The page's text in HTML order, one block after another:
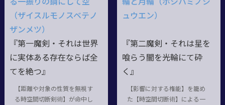
（ザイスルモノスベテノ
ザンメツ）
『第一魔剣・それは世界
に実体ある存在ならば全
てを絶つ』
【距離や対象の性質を無視す
る時空間切断剣術】が命中し
ュウエン）
『第二魔剣・それは星を
喰らう闇を光輪にて砕
く』
【影響に対する権能】を籠め
た【時空間切断術】による一